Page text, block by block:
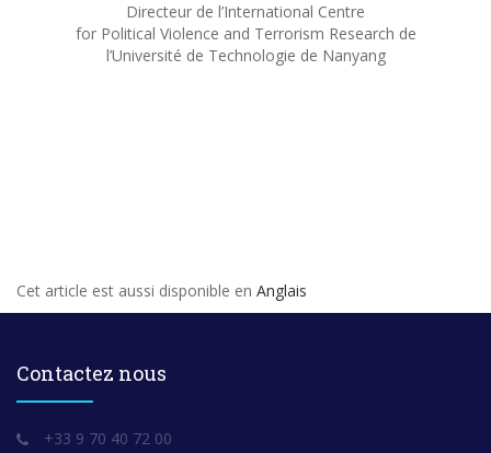
Directeur de l’International Centre
for Political Violence and Terrorism Research de
l’Université de Technologie de Nanyang
Cet article est aussi disponible en Anglais
Contactez nous
+33 9 70 40 72 00